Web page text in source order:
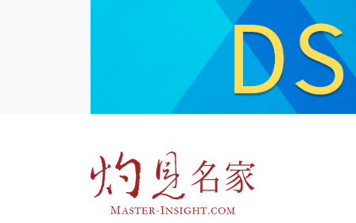
文化 財經 生活